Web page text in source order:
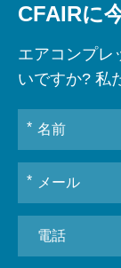
CFAIRに
エアコンプレ
いですか? 私